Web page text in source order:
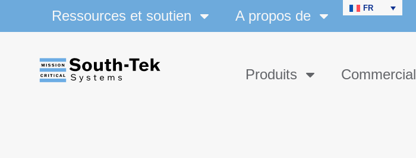
Ressources et soutien A propos de FR
Produits Commercial